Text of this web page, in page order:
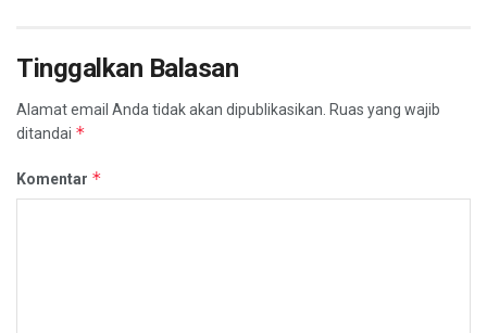
Tinggalkan Balasan
Alamat email Anda tidak akan dipublikasikan. Ruas yang wajib
ditandai *
Komentar *